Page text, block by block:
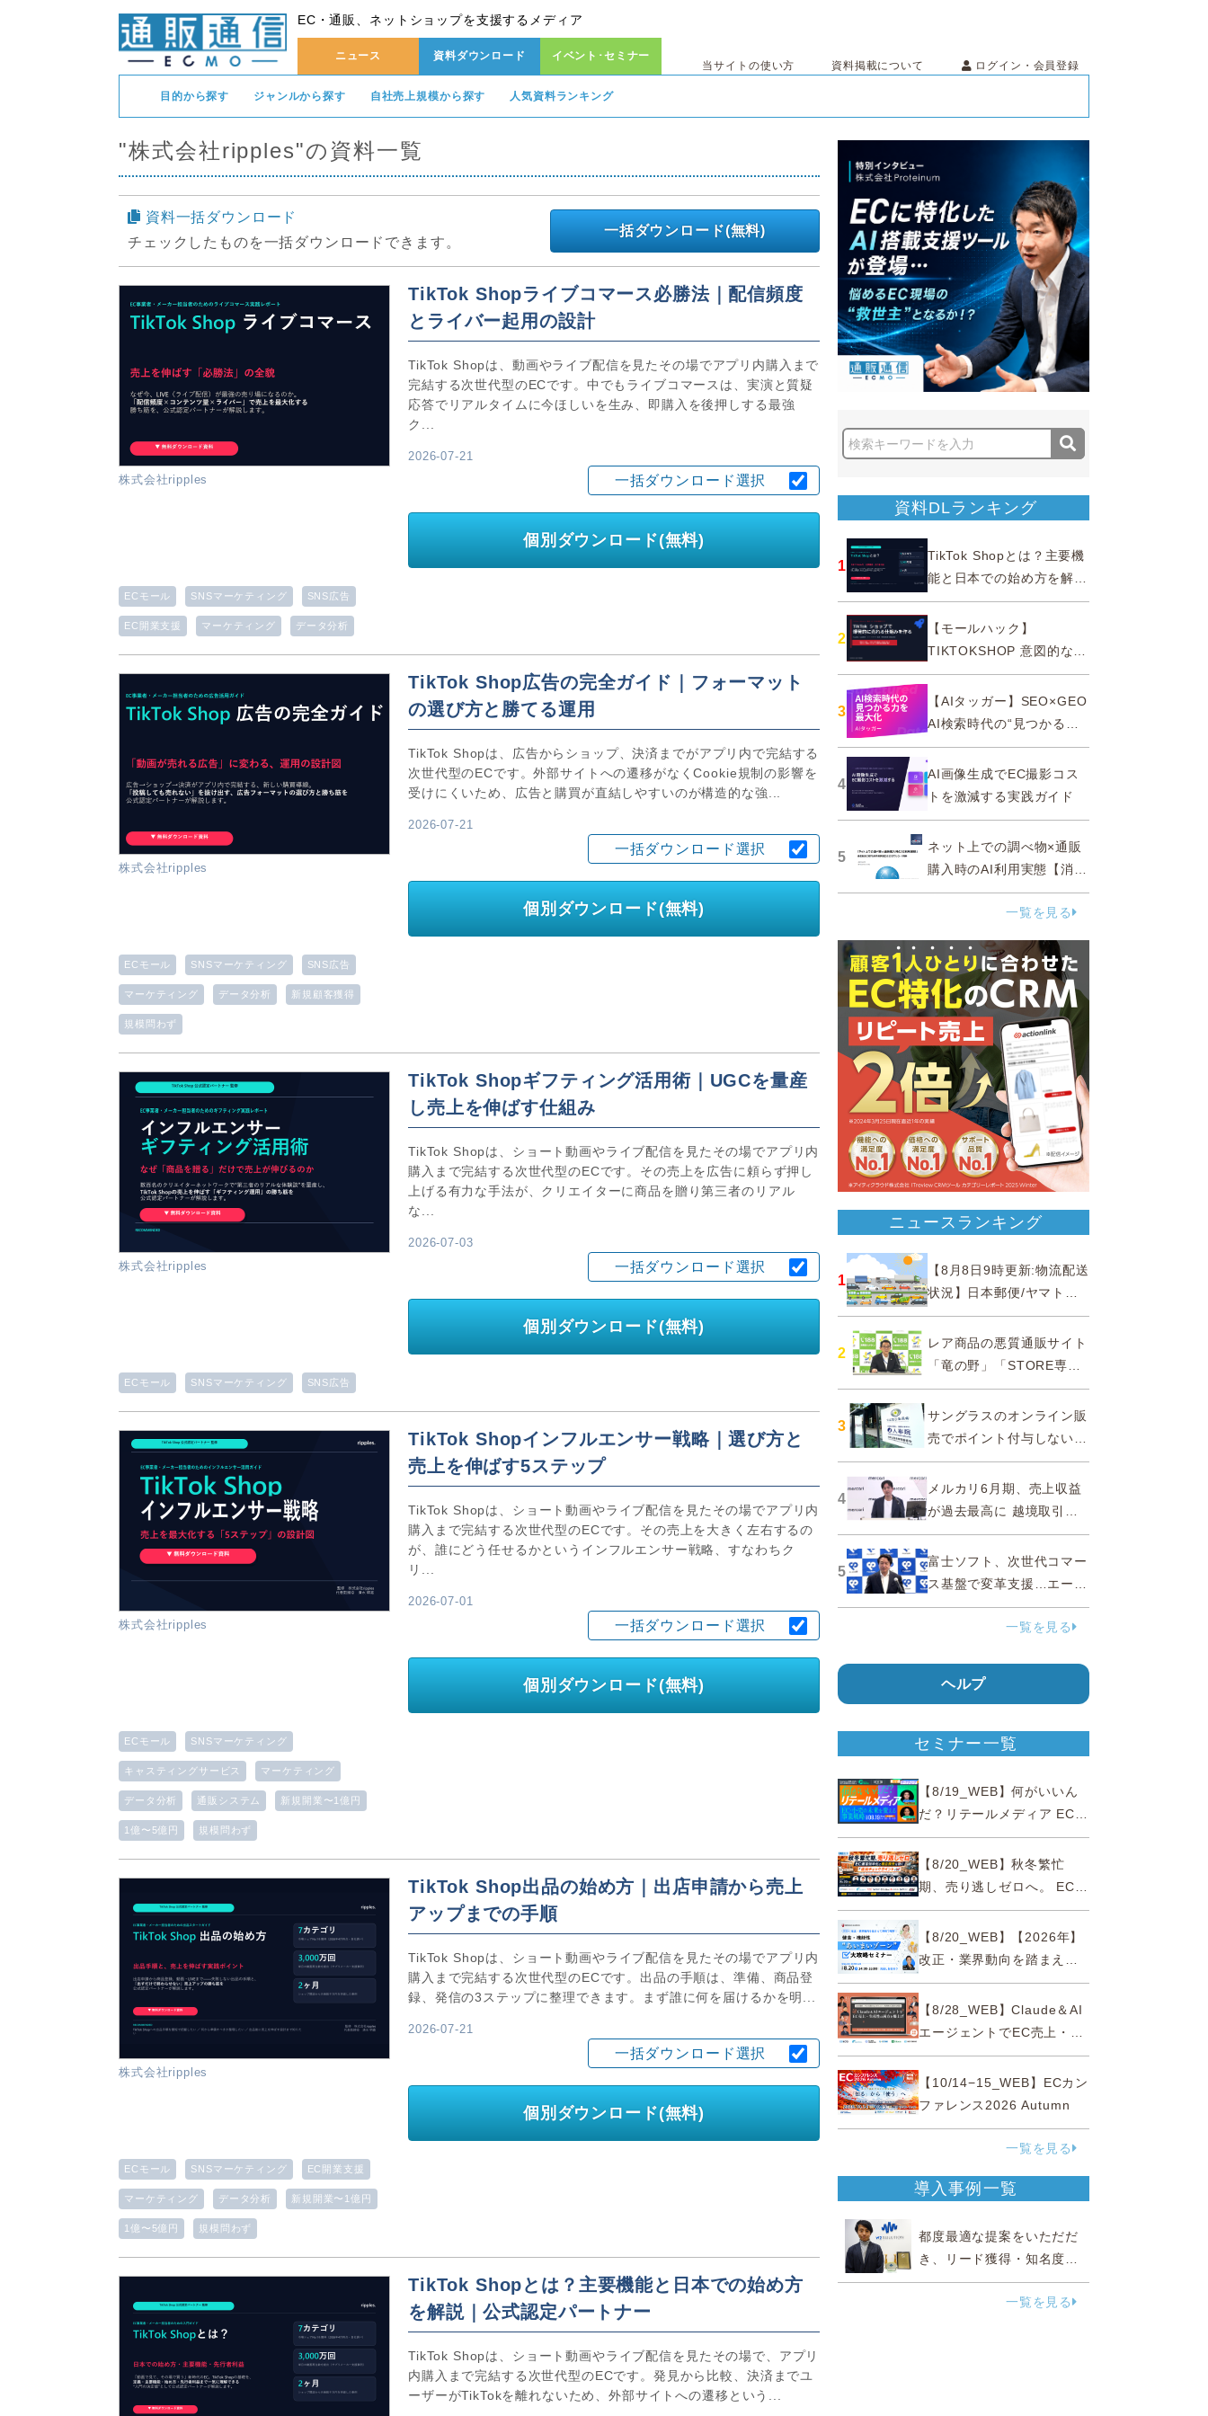
EC・通販、ネットショップを支援するメディア
ニュース 資料ダウンロード イベント･セミナー
当サイトの使い方 資料掲載について ログイン・会員登録
目的から探す ジャンルから探す 自社売上規模から探す 人気資料ランキング
"株式会社ripples"の資料一覧
一括ダウンロード(無料)
資料一括ダウンロード
チェックしたものを一括ダウンロードできます。
株式会社ripples
TikTok Shopライブコマース必勝法｜配信頻度
とライバー起用の設計
TikTok Shopは、動画やライブ配信を見たその場でアプリ内購入まで
完結する次世代型のECです。中でもライブコマースは、実演と質疑
応答でリアルタイムに今ほしいを生み、即購入を後押しする最強
ク...
2026-07-21
一括ダウンロード選択
個別ダウンロード(無料)
ECモール SNSマーケティング SNS広告
EC開業支援 マーケティング データ分析
株式会社ripples
TikTok Shop広告の完全ガイド｜フォーマット
の選び方と勝てる運用
TikTok Shopは、広告からショップ、決済までがアプリ内で完結する
次世代型のECです。外部サイトへの遷移がなくCookie規制の影響を
受けにくいため、広告と購買が直結しやすいのが構造的な強...
2026-07-21
一括ダウンロード選択
個別ダウンロード(無料)
ECモール SNSマーケティング SNS広告
マーケティング データ分析 新規顧客獲得
規模問わず
株式会社ripples
TikTok Shopギフティング活用術｜UGCを量産
し売上を伸ばす仕組み
TikTok Shopは、ショート動画やライブ配信を見たその場でアプリ内
購入まで完結する次世代型のECです。その売上を広告に頼らず押し
上げる有力な手法が、クリエイターに商品を贈り第三者のリアル
な...
2026-07-03
一括ダウンロード選択
個別ダウンロード(無料)
ECモール SNSマーケティング SNS広告
株式会社ripples
TikTok Shopインフルエンサー戦略｜選び方と
売上を伸ばす5ステップ
TikTok Shopは、ショート動画やライブ配信を見たその場でアプリ内
購入まで完結する次世代型のECです。その売上を大きく左右するの
が、誰にどう任せるかというインフルエンサー戦略、すなわちク
リ...
2026-07-01
一括ダウンロード選択
個別ダウンロード(無料)
ECモール SNSマーケティング
キャスティングサービス マーケティング
データ分析 通販システム 新規開業〜1億円
1億〜5億円 規模問わず
株式会社ripples
TikTok Shop出品の始め方｜出店申請から売上
アップまでの手順
TikTok Shopは、ショート動画やライブ配信を見たその場でアプリ内
購入まで完結する次世代型のECです。出品の手順は、準備、商品登
録、発信の3ステップに整理できます。まず誰に何を届けるかを明...
2026-07-21
一括ダウンロード選択
個別ダウンロード(無料)
ECモール SNSマーケティング EC開業支援
マーケティング データ分析 新規開業〜1億円
1億〜5億円 規模問わず
TikTok Shopとは？主要機能と日本での始め方
を解説｜公式認定パートナー
TikTok Shopは、ショート動画やライブ配信を見たその場で、アプリ
内購入まで完結する次世代型のECです。発見から比較、決済までユ
ーザーがTikTokを離れないため、外部サイトへの遷移という...
資料DLランキング
1
TikTok Shopとは？主要機
能と日本での始め方を解説
｜公式認定パートナー
2
【モールハック】
TIKTOKSHOP 意図的なバ
ズを生む法則
3
【AIタッガー】SEO×GEO
AI検索時代の“見つかる
力”を最大化
4
AI画像生成でEC撮影コス
トを激減する実践ガイド
5
ネット上での調べ物×通販
購入時のAI利用実態【消費
者調査 2025】
一覧を見る
ニュースランキング
1
【8月8日9時更新:物流配送
状況】日本郵便/ヤマト運
輸/佐川急便/西濃運輸/福山
通運
2
レア商品の悪質通販サイト
「竜の野」「STORE専門
ショップ」などに注意…消
費者庁
3
サングラスのオンライン販
売でポイント付与しないよ
う要請、ルックスオティカ
ジャパンが確約手続
4
メルカリ6月期、売上収益
が過去最高に 越境取引が
急成長
5
富士ソフト、次世代コマー
ス基盤で変革支援…エージ
ェンティックコマースに対
一覧を見る
ヘルプ
セミナー一覧
【8/19_WEB】何がいいん
だ？リテールメディア EC・
小売の未来を変える事業戦
略【8/20_WEB】秋冬繁忙
期、売り逃しゼロへ。 EC運
営効率化と機会損失を防ぐ
『直前チェックポイント』
【8/20_WEB】【2026年】
改正・業界動向を踏まえて
事例で理解 健食・機能
性“あいまいゾーン”大攻略セ
ミナー
【8/28_WEB】Claude＆AI
エージェントでEC売上・生
産性の両方を爆上げ ～ただ
使うだけじゃない！&qu...
【10/14−15_WEB】ECカン
ファレンス2026 Autumn
一覧を見る
導入事例一覧
都度最適な提案をいただだ
き、リード獲得・知名度向
上に効果実感
一覧を見る